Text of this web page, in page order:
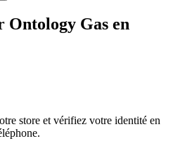
Ontology Gas en
store et vérifiez votre identité en